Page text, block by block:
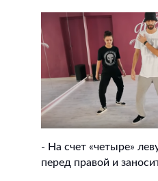
- На счет «четыре»
перед правой и